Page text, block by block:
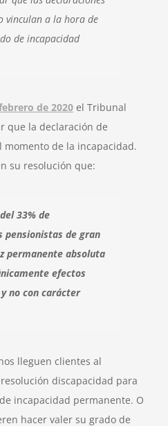
vinculan a la hora de
de incapacidad
de 2020 el Tribunal
que la declaración de
de la incapacidad.
su resolución que:
33% de
pensionistas de gran
permanente absoluta
efectos
no con carácter
lleguen clientes al
discapacidad para
incapacidad permanente. O
hacer valer su grado de